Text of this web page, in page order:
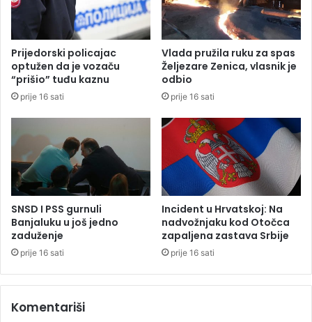
d
v
a
k
l
o
r
a
m
a
k
o
k
a
n
e
U
:
a
z
p
a
n
i
B
a
l
a
p
Prijedorski policajac
optužen da je vozaču
“prišio” tuđu kaznu
prije 16 sati
Vlada pružila ruku za spas
Željezare Zenica, vlasnik je
odbio
prije 16 sati
SNSD I PSS gurnuli
Banjaluku u još jedno
zaduženje
prije 16 sati
Incident u Hrvatskoj: Na
nadvožnjaku kod Otočca
zapaljena zastava Srbije
prije 16 sati
Komentariši